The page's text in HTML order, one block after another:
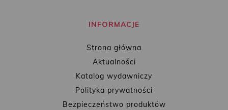
INFORMACJE
Strona główna
Aktualności
Katalog wydawniczy
Polityka prywatności
Bezpieczeństwo produktów